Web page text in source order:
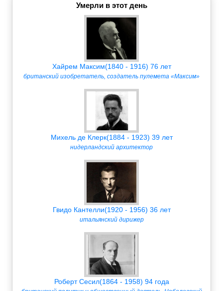
Умерли в этот день
Хайрем Максим(1840 - 1916) 76 лет
британский изобретатель, создатель пулемета «Максим»
Михель де Клерк(1884 - 1923) 39 лет
нидерландский архитектор
Гвидо Кантелли(1920 - 1956) 36 лет
итальянский дирижер
Роберт Сесил(1864 - 1958) 94 года